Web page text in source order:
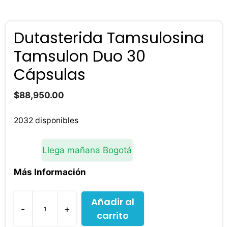
Dutasterida Tamsulosina
Tamsulon Duo 30
Cápsulas
$88,950.00
2032 disponibles
Llega mañana Bogotá
Más Información
-
Dutasterida
+
Añadir al
carrito